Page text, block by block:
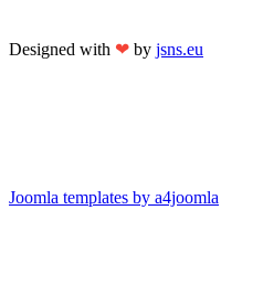
Designed with ❤ by jsns.eu
Joomla templates by a4joomla